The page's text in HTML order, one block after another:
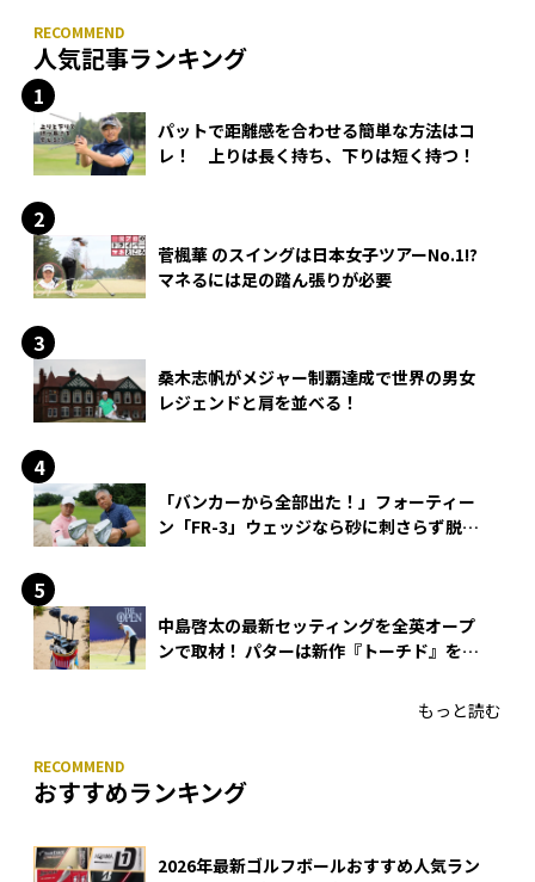
人気記事ランキング
パットで距離感を合わせる簡単な方法はコ
レ！ 上りは長く持ち、下りは短く持つ！
菅楓華 のスイングは日本女子ツアーNo.1!?
マネるには足の踏ん張りが必要
桑木志帆がメジャー制覇達成で世界の男女
レジェンドと肩を並べる！
「バンカーから全部出た！」フォーティー
ン「FR-3」ウェッジなら砂に刺さらず脱出
中島啓太の最新セッティングを全英オープ
ンで取材！ パターは新作『トーチド』を投
もっと読む
おすすめランキング
2026年最新ゴルフボールおすすめ人気ラン